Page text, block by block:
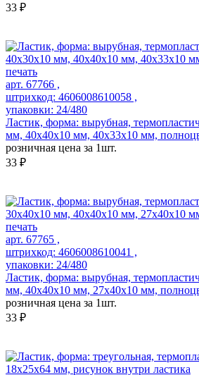
33 ₽
арт. 67766 ,
штрихкод: 4606008610058 ,
упаковки: 24/480
Ластик, форма: вырубная,
мм, 40х40х10 мм, 40х33х10 мм,
розничная цена за 1шт.
33 ₽
арт. 67765 ,
штрихкод: 4606008610041 ,
упаковки: 24/480
Ластик, форма: вырубная,
мм, 40х40х10 мм, 27х40х10 мм,
розничная цена за 1шт.
33 ₽